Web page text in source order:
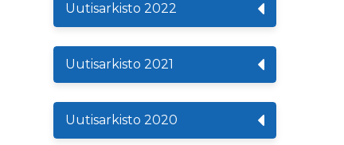
Uutisarkisto 2022
Uutisarkisto 2021
Uutisarkisto 2020